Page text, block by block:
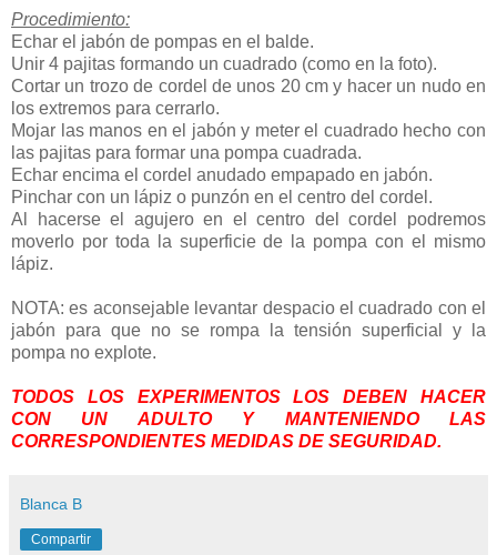
Procedimiento:
Echar el jabón de pompas en el balde.
Unir 4 pajitas formando un cuadrado (como en la foto).
Cortar un trozo de cordel de unos 20 cm y hacer un nudo en
los extremos para cerrarlo.
Mojar las manos en el jabón y meter el cuadrado hecho con
las pajitas para formar una pompa cuadrada.
Echar encima el cordel anudado empapado en jabón.
Pinchar con un lápiz o punzón en el centro del cordel.
Al hacerse el agujero en el centro del cordel podremos
moverlo por toda la superficie de la pompa con el mismo
lápiz.
NOTA: es aconsejable levantar despacio el cuadrado con el
jabón para que no se rompa la tensión superficial y la
pompa no explote.
TODOS LOS EXPERIMENTOS LOS DEBEN HACER
CON UN ADULTO Y MANTENIENDO LAS
CORRESPONDIENTES MEDIDAS DE SEGURIDAD.
Blanca B
Compartir